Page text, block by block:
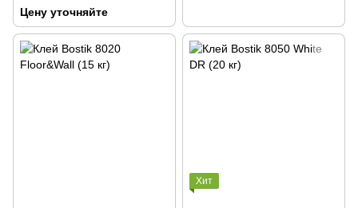
Цену уточняйте
Хит